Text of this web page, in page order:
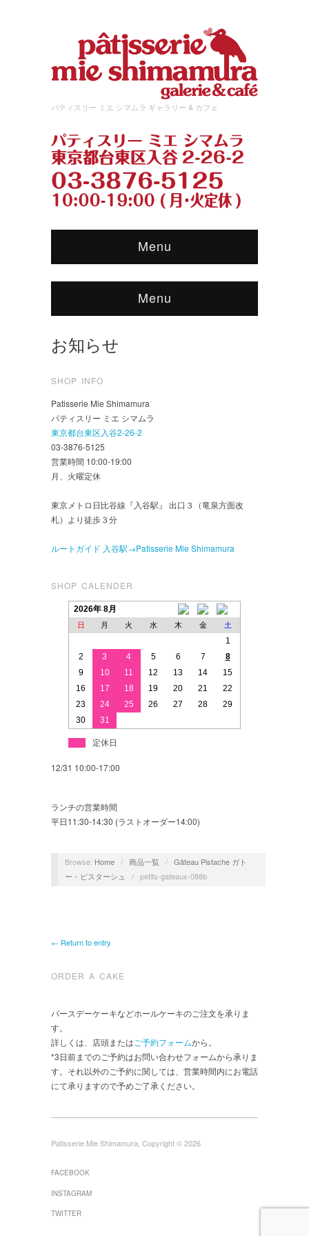
パティスリー ミエ シマムラ ギャラリー & カフェ
Menu
Menu
お知らせ
SHOP INFO
Patisserie Mie Shimamura
パティスリー ミエ シマムラ
東京都台東区入谷2-26-2
03-3876-5125
営業時間 10:00-19:00
月、火曜定休
東京メトロ日比谷線『入谷駅』 出口３（竜泉方面改
札）より徒歩３分
ルートガイド 入谷駅→Patisserie Mie Shimamura
SHOP CALENDER
2026年 8月
日 月 火 水 木 金 土
1
2
3 4 5 6 7
8
9
10 11 12 13 14
15
16
17 18 19 20 21
22
23
24 25 26 27 28
29
30
31
定休日
12/31 10:00-17:00
ランチの営業時間
平日11:30-14:30 (ラストオーダー14:00)
Browse: Home / 商品一覧 / Gâteau Pistache ガト
ー・ピスターシュ
/ petits-gateaux-088b
← Return to entry
ORDER A CAKE
バースデーケーキなどホールケーキのご注文を承りま
す。
詳しくは、店頭またはご予約フォームから。
*3日前までのご予約はお問い合わせフォームから承りま
す。それ以外のご予約に関しては、営業時間内にお電話
にて承りますので予めご了承ください。
Patisserie Mie Shimamura, Copyright © 2026
FACEBOOK
INSTAGRAM
TWITTER